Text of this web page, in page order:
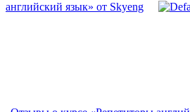
английский язык» от Skyeng